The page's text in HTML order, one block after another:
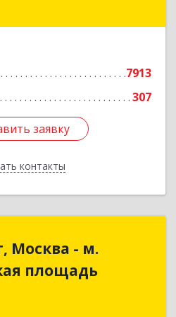
7913
307
заявку
контакты
заявку
Назад
Москва - м.
площадь
Бит, Москва - м.
площадь
ул, дом №